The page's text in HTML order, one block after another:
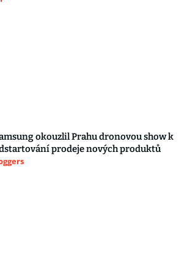
okouzlil Prahu dronovou show k
prodeje nových produktů